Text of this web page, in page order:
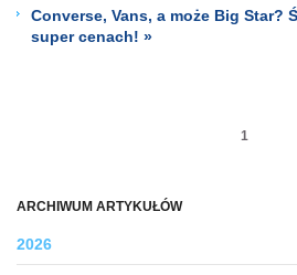
ARCHIWUM ARTYKUŁÓW
2026
Converse, Vans, a może Big Star?
super cenach! »
1